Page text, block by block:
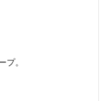
プ。